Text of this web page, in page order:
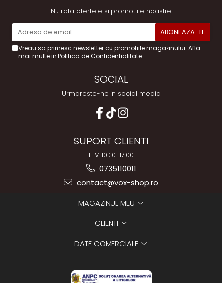
Nu rata ofertele si promotiile noastre
Vreau sa primesc newsletter cu promotiile magazinului. Afla
mai multe in Politica de Confidentialitate
SOCIAL
Urmareste-ne in social media
SUPORT CLIENTI
L-V 10:00-17:00
0735110011
contact@vox-shop.ro
MAGAZINUL MEU
CLIENTI
DATE COMERCIALE